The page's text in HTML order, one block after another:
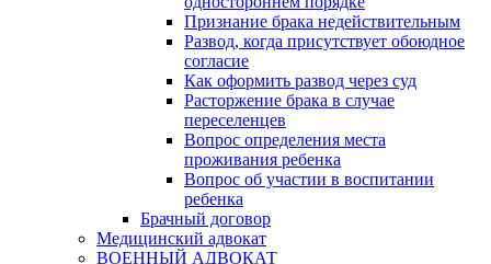
Признание брака недействительным
Развод, когда присутствует обоюдное
согласие
Как оформить развод через суд
Расторжение брака в случае
переселенцев
Вопрос определения места
проживания ребенка
Вопрос об участии в воспитании
ребенка
Брачный договор
Медицинский адвокат
ВОЕННЫЙ АДВОКАТ